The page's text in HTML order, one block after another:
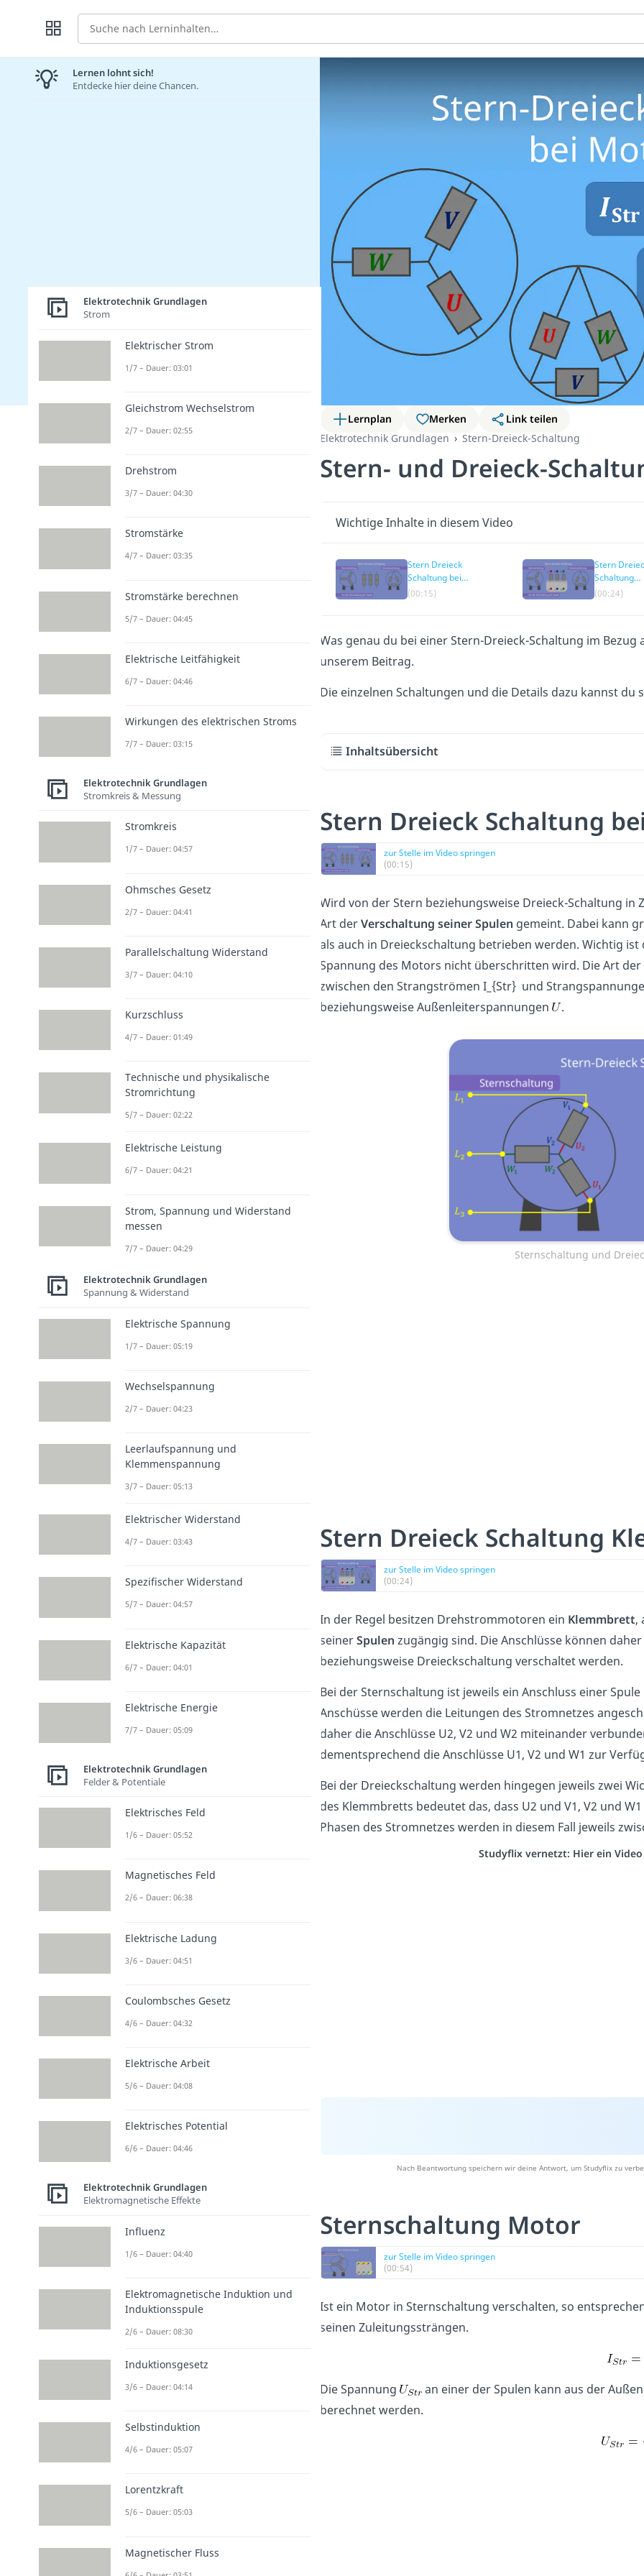
Suche
Lernplan Merken
Link teilen
Elektrotechnik Grundlagen
Stern-Dreieck-Schaltung
Stern- und Dreieck-
Wichtige Inhalte in diesem Video
Stern Dreieck
Schaltung bei
Motoren einfach
(00:15)
Stern
Schaltung
Klemmbrett
(00:24)
Was genau du bei einer Stern-Dreieck-Schaltung im
unserem Beitrag.
Die einzelnen Schaltungen und die Details dazu kannst
Inhaltsübersicht
Stern Dreieck Schaltung
zur Stelle im Video springen
(00:15)
Wird von der Stern beziehungsweise Dreieck-Schaltung
Art derVerschaltung seiner Spulen gemeint. Dabei kann
als auch in Dreieckschaltung betrieben werden. Wichtig
Spannung des Motors nicht überschritten wird. Die Art
zwischen den Strangströmen I_{Str} und
beziehungsweise Außenleiterspannungen
.
Sternschaltung und
Stern Dreieck Schaltung
zur Stelle im Video springen
(00:24)
In der Regel besitzen Drehstrommotoren ein Klemmbrett,
seinerSpulen zugängig sind. Die Anschlüsse können
beziehungsweise Dreieckschaltung verschaltet werden.
Bei der Sternschaltung ist jeweils ein Anschluss einer
Anschüsse werden die Leitungen des Stromnetzes
daher die Anschlüsse U2, V2 und W2 miteinander
dementsprechend die Anschlüsse U1, V2 und W1 zur
Bei der Dreieckschaltung werden hingegen jeweils zwei
des Klemmbretts bedeutet das, dass U2 und V1, V2 und
Phasen des Stromnetzes werden in diesem Fall jeweils
Studyflix vernetzt: Hier ein
Nach Beantwortung speichern wir deine Antwort, um Studyflix zu
Sternschaltung Motor
zur Stelle im Video springen
(00:54)
Ist ein Motor in Sternschaltung verschalten, so
seinen Zuleitungssträngen.
Die Spannung an einer der Spulen kann aus der
berechnet werden.
Lernen lohnt sich!
Entdecke hier deine Chancen.
Elektrotechnik Grundlagen
Strom
Elektrischer Strom
1/7 – Dauer: 03:01
Gleichstrom Wechselstrom
2/7 – Dauer: 02:55
Drehstrom
3/7 – Dauer: 04:30
Stromstärke
4/7 – Dauer: 03:35
Stromstärke berechnen
5/7 – Dauer: 04:45
Elektrische Leitfähigkeit
6/7 – Dauer: 04:46
Wirkungen des elektrischen Stroms
7/7 – Dauer: 03:15
Elektrotechnik Grundlagen
Stromkreis & Messung
Stromkreis
1/7 – Dauer: 04:57
Ohmsches Gesetz
2/7 – Dauer: 04:41
Parallelschaltung Widerstand
3/7 – Dauer: 04:10
Kurzschluss
4/7 – Dauer: 01:49
Technische und physikalische
Stromrichtung
5/7 – Dauer: 02:22
Elektrische Leistung
6/7 – Dauer: 04:21
Strom, Spannung und Widerstand
messen
7/7 – Dauer: 04:29
Elektrotechnik Grundlagen
Spannung & Widerstand
Elektrische Spannung
1/7 – Dauer: 05:19
Wechselspannung
2/7 – Dauer: 04:23
Leerlaufspannung und
Klemmenspannung
3/7 – Dauer: 05:13
Elektrischer Widerstand
4/7 – Dauer: 03:43
Spezifischer Widerstand
5/7 – Dauer: 04:57
Elektrische Kapazität
6/7 – Dauer: 04:01
Elektrische Energie
7/7 – Dauer: 05:09
Elektrotechnik Grundlagen
Felder & Potentiale
Elektrisches Feld
1/6 – Dauer: 05:52
Magnetisches Feld
2/6 – Dauer: 06:38
Elektrische Ladung
3/6 – Dauer: 04:51
Coulombsches Gesetz
4/6 – Dauer: 04:32
Elektrische Arbeit
5/6 – Dauer: 04:08
Elektrisches Potential
6/6 – Dauer: 04:46
Elektrotechnik Grundlagen
Elektromagnetische Effekte
Influenz
1/6 – Dauer: 04:40
Elektromagnetische Induktion und
Induktionsspule
2/6 – Dauer: 08:30
Induktionsgesetz
3/6 – Dauer: 04:14
Selbstinduktion
4/6 – Dauer: 05:07
Lorentzkraft
5/6 – Dauer: 05:03
Magnetischer Fluss